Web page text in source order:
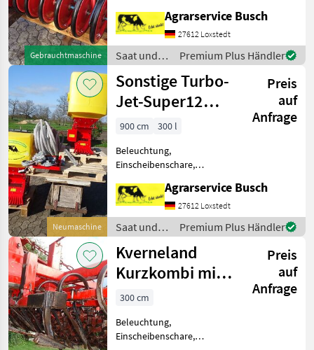
Gebrauchtmaschine
Köckerling Saateinrichtung
für Sonderkulturen
Gemüsekulturen
Baumschulsaaten
Direkstsaatpaker Dir
Agrarservice Busch
27612 Loxstedt
Saat und
Pflege /
Köckerling
Premium Plus Händler
Neumaschine
Sonstige Turbo-
Jet-Super12
Elektrisch
Preis
auf
Anfrage
900 cm
300 l
Beleuchtung,
Einscheibenschare,
Saatmengenverstellung,
hydr.
Schardruckverstellung,
Schleppschare,
Spuranreisser, Fahrwerk,
Fahrgassenmarkierung T
Agrarservice Busch
27612 Loxstedt
Saat und
Pflege /
Sonstige
Premium Plus Händler
Kverneland
Kurzkombi mit
Crosskillwalze-
ringen
Frontpaker 3
Preis
auf
Anfrage
300 cm
Beleuchtung,
Einscheibenschare,